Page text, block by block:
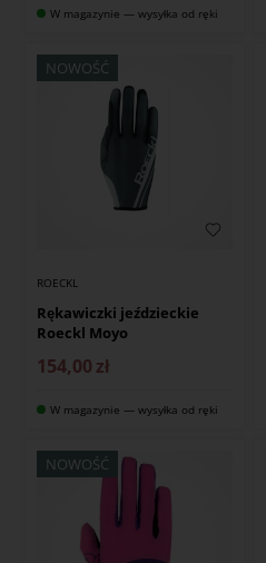
W magazynie — wysyłka od ręki
NOWOŚĆ
ROECKL
Rękawiczki jeździeckie
Roeckl Moyo
154,00 zł
W magazynie — wysyłka od ręki
NOWOŚĆ